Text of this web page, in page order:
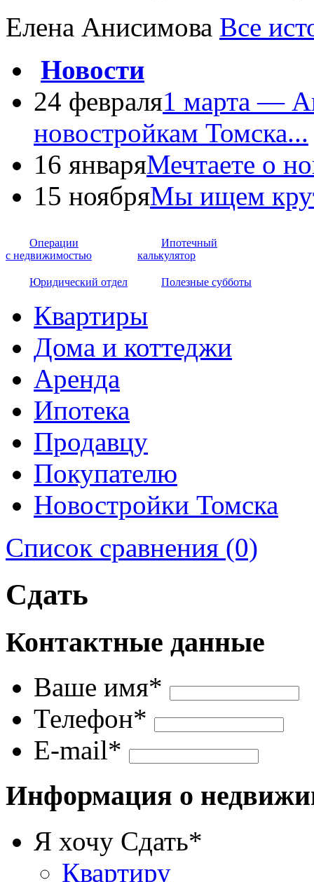
Елена Анисимова Все
Новости
24 февраля1 марта —
новостройкам Томска...
16 январяМечтаете о
15 ноябряМы ищем
Операции
с недвижимостью
Ипотечный
калькулятор
Юридический отдел Полезные субботы
Квартиры
Дома и коттеджи
Аренда
Ипотека
Продавцу
Покупателю
Новостройки Томска
Список сравнения (0)
Сдать
Контактные данные
Ваше имя*
Телефон*
E-mail*
Информация о
Я хочу Сдать*
Квартиру